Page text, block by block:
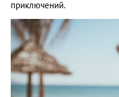
приключений.